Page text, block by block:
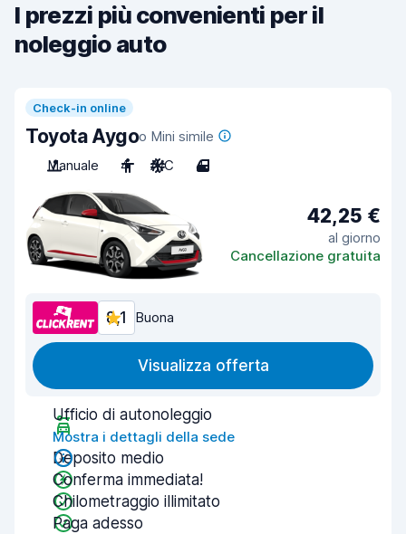
I prezzi più convenienti per il
noleggio auto
Check-in online
Toyota Aygoo Mini simile
Manuale
4 A/C 4
42,25 €
al giorno
Cancellazione gratuita
8,1 Buona
Visualizza offerta
Ufficio di autonoleggio
Mostra i dettagli della sede
Deposito medio
Conferma immediata!
Chilometraggio illimitato
Paga adesso